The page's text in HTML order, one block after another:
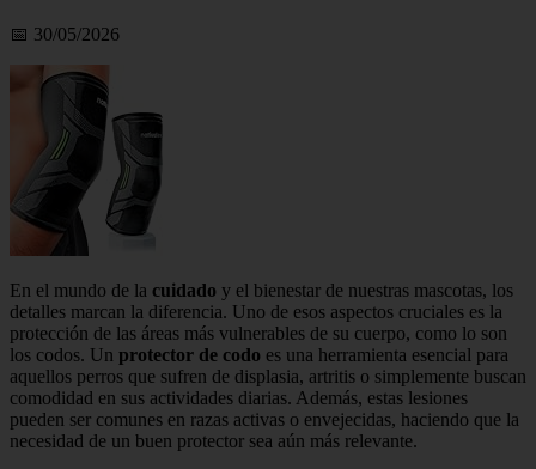
📅 30/05/2026
En el mundo de la cuidado y el bienestar de nuestras mascotas, los
detalles marcan la diferencia. Uno de esos aspectos cruciales es la
protección de las áreas más vulnerables de su cuerpo, como lo son
los codos. Un protector de codo es una herramienta esencial para
aquellos perros que sufren de displasia, artritis o simplemente buscan
comodidad en sus actividades diarias. Además, estas lesiones
pueden ser comunes en razas activas o envejecidas, haciendo que la
necesidad de un buen protector sea aún más relevante.